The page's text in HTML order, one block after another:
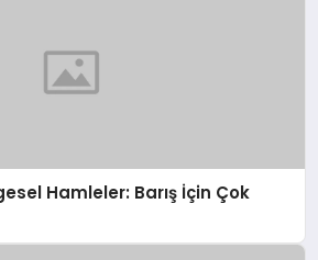
Hamleler: Barış İçin Çok